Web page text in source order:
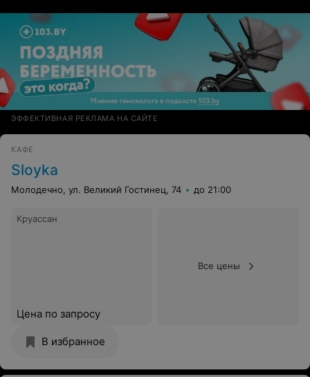
ЭФФЕКТИВНАЯ РЕКЛАМА НА САЙТЕ
КАФЕ
Sloyka
Молодечно, ул. Великий Гостинец, 74 до 21:00
Круассан
Цена по запросу
Все цены
В избранное